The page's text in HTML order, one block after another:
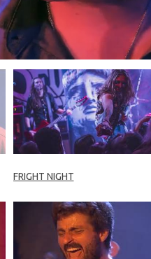
FRIGHT NIGHT